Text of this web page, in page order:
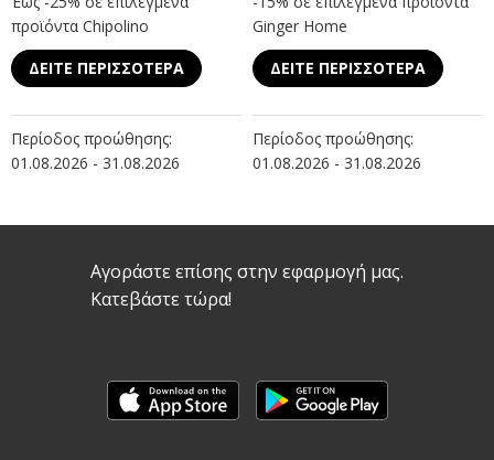
προϊόντα Chipolino
ΔΕΙΤΕ ΠΕΡΙΣΣΟΤΕΡΑ
Περίοδος προώθησης:
01.08.2026 - 31.08.2026
Ginger Home
ΔΕΙΤΕ ΠΕΡΙΣΣΟΤΕΡΑ
Περίοδος προώθησης:
01.08.2026 - 31.08.2026
Αγοράστε επίσης στην εφαρμογή μας.
Κατεβάστε τώρα!